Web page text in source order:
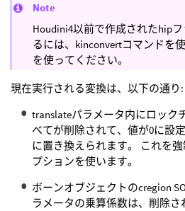
Note
Houdini4以前で作成されたhip
るには、kinconvertコマンドを
を使ってください。
現在実行される変換は、以下の通り:
translateパラメータ内にロック
べてが削除されて、値が0に設
に置き換えられます。 これを
プションを使います。
ボーンオブジェクトのcregion
ラメータの乗算係数は、削除